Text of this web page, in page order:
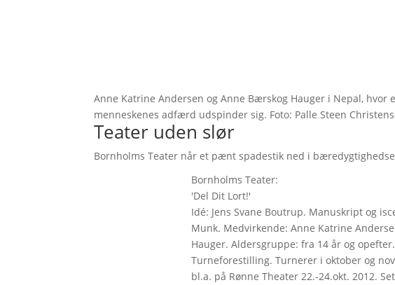
Anne Katrine Andersen og Anne Bærskog Hauger i Nepal,
menneskenes adfærd udspinder sig. Foto: Palle Steen
Teater uden slør
Bornholms Teater når et pænt spadestik ned i
Bornholms Teater:
'Del Dit Lort!'
Idé: Jens Svane Boutrup. Manuskript og
Munk. Medvirkende: Anne Katrine
Hauger. Aldersgruppe: fra 14 år og
Turneforestilling. Turnerer i oktober og
bl.a. på Rønne Theater 22.-24.okt. 2012.